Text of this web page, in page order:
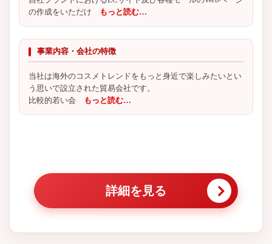
の作成をいただけ もっと読む…
事業内容・会社の特徴
当社は海外のコスメトレンドをもっと身近で楽しみたいとい
う思いで設立された貿易会社です。
比較的若い会 もっと読む…
詳細を見る